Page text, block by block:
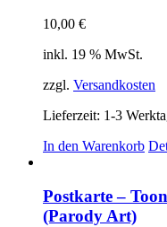
10,00 €
inkl. 19 % MwSt.
zzgl. Versandkosten
Lieferzeit: 1-3
In den Warenkorb
Postkarte –
(Parody Art)